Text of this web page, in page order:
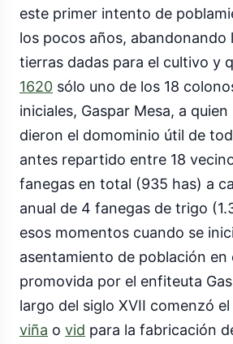
este primer intento de
los pocos años, abandonando
tierras dadas para el cultivo y
1620 sólo uno de los 18
iniciales, Gaspar Mesa, a
dieron el domominio útil de
antes repartido entre 18
fanegas en total (935 has) a
anual de 4 fanegas de trigo
esos momentos cuando se
asentamiento de población en
promovida por el enfiteuta
largo del siglo XVII comenzó
viña o vid para la fabricación